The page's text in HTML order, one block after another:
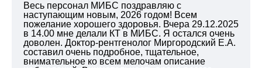
Весь персонал МИБС поздравляю с
наступающим новым, 2026 годом! Всем
пожелание хорошего здоровья. Вчера 29.12.2025
в 14.00 мне делали КТ в МИБС. Я остался очень
доволен. Доктор-рентгенолог Миргородский Е.А.
составил очень подробное, тщательное,
внимательное ко всем мелочам описание